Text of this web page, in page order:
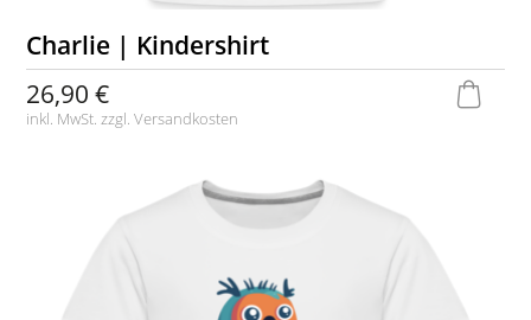
Charlie | Kindershirt
26,90 €
inkl. MwSt. zzgl.Versandkosten